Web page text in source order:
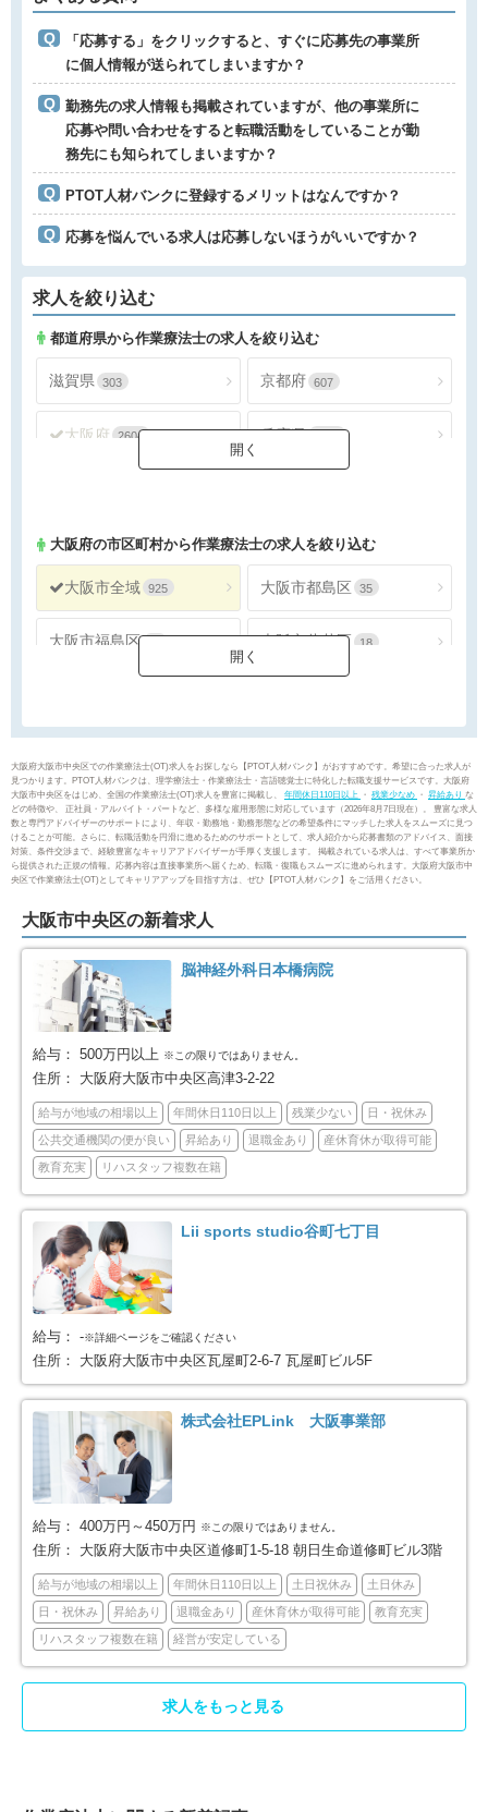
「応募する」をクリックすると、すぐに応募先の事業所
に個人情報が送られてしまいますか？
勤務先の求人情報も掲載されていますが、他の事業所に
応募や問い合わせをすると転職活動をしていることが勤
務先にも知られてしまいますか？
PTOT人材バンクに登録するメリットはなんですか？
応募を悩んでいる求人は応募しないほうがいいですか？
求人を絞り込む
都道府県から作業療法士の求人を絞り込む
滋賀県 303 京都府 607
大阪府 2604 兵庫県
大阪府の市区町村から作業療法士の求人を絞り込む
大阪市全域 925 大阪市都島区 35
大阪市福島区 大阪市此花区 18
大阪市浪速区 33 大阪市西淀川区 27
大阪市東淀川区 60 大阪市東成区 45
大阪市生野区 49
大阪市城東区 大阪市阿倍野区
大阪市住吉区 48
大阪市西成区 38 大阪市淀川区
大阪市鶴見区 28 大阪市住之江区 33
大阪市平野区 49
大阪市中央区 堺市全域 217
堺市堺区 53
堺市東区 16
堺市南区 13 堺市北区 41
堺市美原区 15
豊中市 135
吹田市 110 泉大津市 14
高槻市 80 貝塚市 22
守口市 58 枚方市 92
八尾市
大阪府大阪市中央区での作業療法士(OT)求人をお探しなら【PTOT人材バンク】がおすすめです。希望に合った求人が
見つかります。PTOT人材バンクは、理学療法士・作業療法士・言語聴覚士に特化した転職支援サービスです。大阪府
大阪市中央区をはじめ、全国の作業療法士(OT)求人を豊富に掲載し、 年間休日110日以上 ・ 残業少なめ ・ 昇給あり な
どの特徴や、 正社員・アルバイト・パートなど、多様な雇用形態に対応しています（2026年8月7日現在）。 豊富な求人
数と専門アドバイザーのサポートにより、年収・勤務地・勤務形態などの希望条件にマッチした求人をスムーズに見つ
けることが可能。さらに、転職活動を円滑に進めるためのサポートとして、求人紹介から応募書類のアドバイス、面接
対策、条件交渉まで、経験豊富なキャリアアドバイザーが手厚く支援します。 掲載されている求人は、すべて事業所か
ら提供された正規の情報。応募内容は直接事業所へ届くため、転職・復職もスムーズに進められます。大阪府大阪市中
央区で作業療法士(OT)としてキャリアアップを目指す方は、ぜひ【PTOT人材バンク】をご活用ください。
大阪市中央区の新着求人
脳神経外科日本橋病院
給与： 500万円以上 ※この限りではありません。
住所： 大阪府大阪市中央区高津3-2-22
給与が地域の相場以上 年間休日110日以上 残業少ない 日・祝休み
公共交通機関の便が良い 昇給あり 退職金あり 産休育休が取得可能
教育充実 リハスタッフ複数在籍
Lii sports studio谷町七丁目
給与： -※詳細ページをご確認ください
住所： 大阪府大阪市中央区瓦屋町2-6-7 瓦屋町ビル5F
株式会社EPLink 大阪事業部
給与： 400万円～450万円 ※この限りではありません。
住所： 大阪府大阪市中央区道修町1-5-18 朝日生命道修町ビル3階
給与が地域の相場以上 年間休日110日以上 土日祝休み 土日休み
日・祝休み 昇給あり 退職金あり 産休育休が取得可能 教育充実
リハスタッフ複数在籍 経営が安定している
求人をもっと見る